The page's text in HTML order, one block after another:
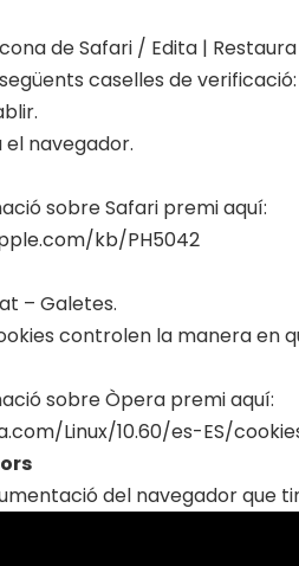
de Safari / Edita |
caselles de
el navegador.
sobre Safari premi aquí:
kb/PH5042
– Galetes.
controlen la manera en
sobre Òpera premi aquí:
Linux/10.60/es-ES/
del navegador que